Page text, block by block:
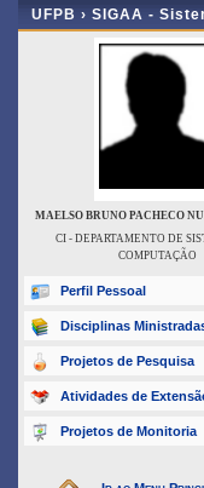
UFPB › SIGAA -
MAELSO BRUNO PACHECO
CI - DEPARTAMENTO DE
COMPUTAÇÃO
Perfil Pessoal
Disciplinas
Projetos de Pesquisa
Atividades de
Projetos de Monitoria